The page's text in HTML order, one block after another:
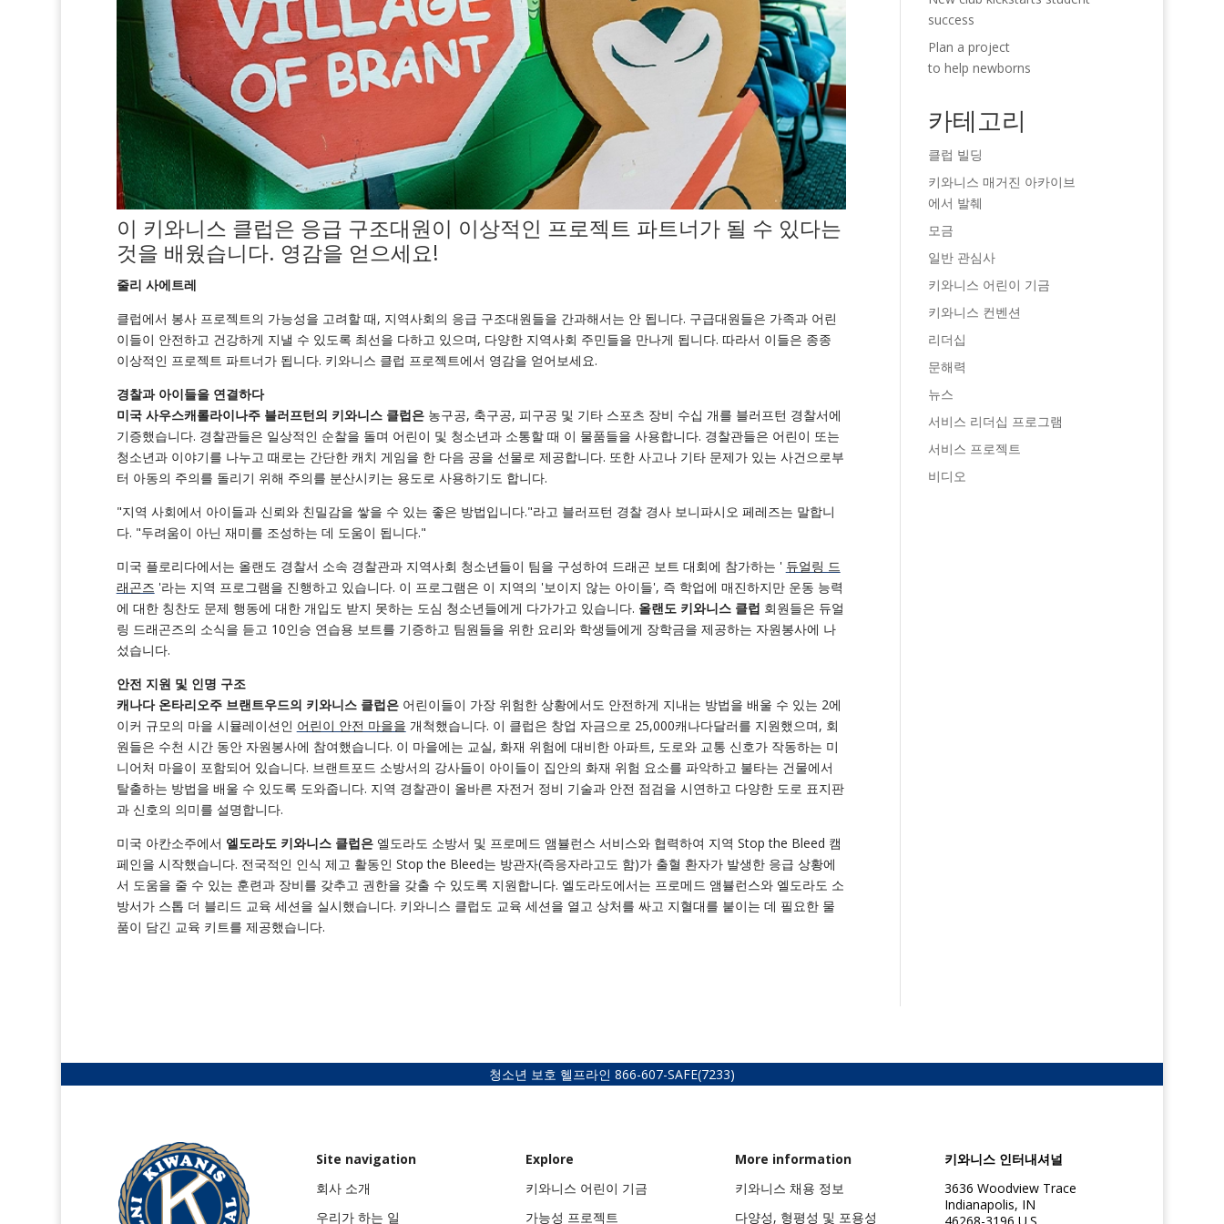
이 키와니스 클럽은 응급 구조대원이 이상적인 프로젝트 파트너가 될 수 있다는
것을 배웠습니다. 영감을 얻으세요!
줄리 사에트레
클럽에서 봉사 프로젝트의 가능성을 고려할 때, 지역사회의 응급 구조대원들을 간과해서는 안 됩니다. 구급대원들은 가족과 어린
이들이 안전하고 건강하게 지낼 수 있도록 최선을 다하고 있으며, 다양한 지역사회 주민들을 만나게 됩니다. 따라서 이들은 종종
이상적인 프로젝트 파트너가 됩니다. 키와니스 클럽 프로젝트에서 영감을 얻어보세요.
경찰과 아이들을 연결하다
미국 사우스캐롤라이나주 블러프턴의 키와니스 클럽은농구공, 축구공, 피구공 및 기타 스포츠 장비 수십 개를 블러프턴 경찰서에
기증했습니다. 경찰관들은 일상적인 순찰을 돌며 어린이 및 청소년과 소통할 때 이 물품들을 사용합니다. 경찰관들은 어린이 또는
청소년과 이야기를 나누고 때로는 간단한 캐치 게임을 한 다음 공을 선물로 제공합니다. 또한 사고나 기타 문제가 있는 사건으로부
터 아동의 주의를 돌리기 위해 주의를 분산시키는 용도로 사용하기도 합니다.
"지역 사회에서 아이들과 신뢰와 친밀감을 쌓을 수 있는 좋은 방법입니다."라고 블러프턴 경찰 경사 보니파시오 페레즈는 말합니
다. "두려움이 아닌 재미를 조성하는 데 도움이 됩니다."
미국 플로리다에서는 올랜도 경찰서 소속 경찰관과 지역사회 청소년들이 팀을 구성하여 드래곤 보트 대회에 참가하는 ' 듀얼링 드
래곤즈 '라는 지역 프로그램을 진행하고 있습니다. 이 프로그램은 이 지역의 '보이지 않는 아이들', 즉 학업에 매진하지만 운동 능력
에 대한 칭찬도 문제 행동에 대한 개입도 받지 못하는 도심 청소년들에게 다가가고 있습니다. 올랜도 키와니스 클럽 회원들은 듀얼
링 드래곤즈의 소식을 듣고 10인승 연습용 보트를 기증하고 팀원들을 위한 요리와 학생들에게 장학금을 제공하는 자원봉사에 나
섰습니다.
안전 지원 및 인명 구조
캐나다 온타리오주 브랜트우드의 키와니스 클럽은어린이들이 가장 위험한 상황에서도 안전하게 지내는 방법을 배울 수 있는 2에
이커 규모의 마을 시뮬레이션인 어린이 안전 마을을 개척했습니다. 이 클럽은 창업 자금으로 25,000캐나다달러를 지원했으며, 회
원들은 수천 시간 동안 자원봉사에 참여했습니다. 이 마을에는 교실, 화재 위험에 대비한 아파트, 도로와 교통 신호가 작동하는 미
니어처 마을이 포함되어 있습니다. 브랜트포드 소방서의 강사들이 아이들이 집안의 화재 위험 요소를 파악하고 불타는 건물에서
탈출하는 방법을 배울 수 있도록 도와줍니다. 지역 경찰관이 올바른 자전거 정비 기술과 안전 점검을 시연하고 다양한 도로 표지판
과 신호의 의미를 설명합니다.
미국 아칸소주에서 엘도라도 키와니스 클럽은엘도라도 소방서 및 프로메드 앰뷸런스 서비스와 협력하여 지역 Stop the Bleed 캠
페인을 시작했습니다. 전국적인 인식 제고 활동인 Stop the Bleed는 방관자(즉응자라고도 함)가 출혈 환자가 발생한 응급 상황에
서 도움을 줄 수 있는 훈련과 장비를 갖추고 권한을 갖출 수 있도록 지원합니다. 엘도라도에서는 프로메드 앰뷸런스와 엘도라도 소
방서가 스톱 더 블리드 교육 세션을 실시했습니다. 키와니스 클럽도 교육 세션을 열고 상처를 싸고 지혈대를 붙이는 데 필요한 물
품이 담긴 교육 키트를 제공했습니다.
success
Plan a project
to help newborns
카테고리
클럽 빌딩
키와니스 매거진 아카이브
에서 발췌
모금
일반 관심사
키와니스 어린이 기금
키와니스 컨벤션
리더십
문해력
뉴스
서비스 리더십 프로그램
서비스 프로젝트
비디오
청소년 보호 헬프라인 866-607-SAFE(7233)
Site navigation
회사 소개
우리가 하는 일
Explore
키와니스 어린이 기금
가능성 프로젝트
More information
키와니스 채용 정보
다양성, 형평성 및 포용성
키와니스 인터내셔널
3636 Woodview Trace
Indianapolis, IN